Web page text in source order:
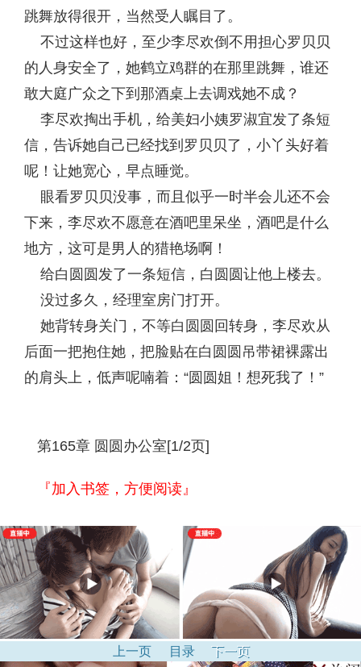
跳舞放得很开，当然受人瞩目了。
不过这样也好，至少李尽欢倒不用担心罗贝贝
的人身安全了，她鹤立鸡群的在那里跳舞，谁还
敢大庭广众之下到那酒桌上去调戏她不成？
李尽欢掏出手机，给美妇小姨罗淑宜发了条短
信，告诉她自己已经找到罗贝贝了，小丫头好着
呢！让她宽心，早点睡觉。
眼看罗贝贝没事，而且似乎一时半会儿还不会
下来，李尽欢不愿意在酒吧里呆坐，酒吧是什么
地方，这可是男人的猎艳场啊！
给白圆圆发了一条短信，白圆圆让他上楼去。
没过多久，经理室房门打开。
她背转身关门，不等白圆圆回转身，李尽欢从
后面一把抱住她，把脸贴在白圆圆吊带裙裸露出
的肩头上，低声呢喃着：“圆圆姐！想死我了！”
第165章 圆圆办公室[1/2页]
『加入书签，方便阅读』
上一页 目录 下一页